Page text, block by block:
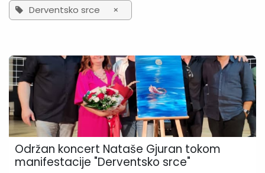
Derventsko srce ×
Održan koncert Nataše Gjuran tokom
manifestacije "Derventsko srce"